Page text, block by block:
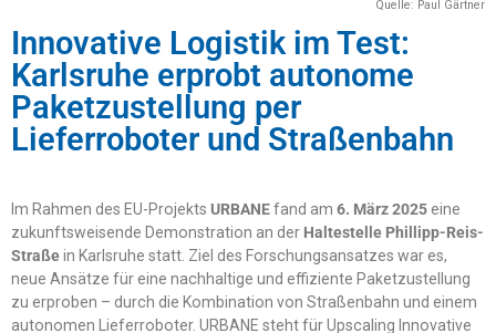
Quelle: Paul Gärtner
Innovative Logistik im Test:
Karlsruhe erprobt autonome
Paketzustellung per
Lieferroboter und Straßenbahn
Im Rahmen des EU-Projekts URBANEfand am 6. März 2025eine
zukunftsweisende Demonstration an der Haltestelle Phillipp-Reis-
Straßein Karlsruhe statt. Ziel des Forschungsansatzes war es,
neue Ansätze für eine nachhaltige und effiziente Paketzustellung
zu erproben – durch die Kombination von Straßenbahn und einem
autonomen Lieferroboter. URBANE steht für Upscaling Innovative